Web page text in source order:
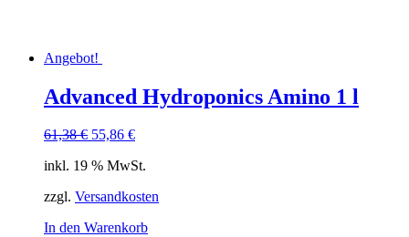
Angebot!
Advanced Hydroponics Amino 1 l
61,38€ Ursprünglicher
war:
55,86 €Aktueller
ist:
inkl. 19 % MwSt.
zzgl. Versandkosten
In den Warenkorb